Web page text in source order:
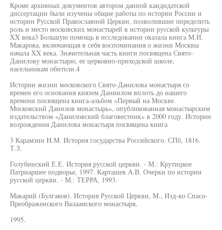
Кроме архивных документов автором данной кандидатской
диссертации были изучены общие работы по истории России и
истории Русской Православной Церкви, позволившие определить
роль и место московских монастырей в истории русской культуры
XX века3 Большую помощь в исследовании оказала книга М.И.
Макарова, включающая в себя воспоминания о жизни Москвы
начала XX века. Значительная часть книги посвящена Свято-
Данилову монастырю, ее церковно-приходской школе,
насельникам обители.4
Истории жизни московского Свято-Данилова монастыря со
времен его основания князем Даниилом вплоть до нашего
времени посвящена книга-альбом «Первый на Москве.
Московский Данилов монастырь», опубликованная монастырским
издательством «Даниловский благовестник» в 2000 году. Истории
возрождения Данилова монастыря посвящена книга
3 Карамзин H.M. История государства Российского. СПб, 1816.
Т.З.
Голубинский Е.Е. История русской церкви. - М.: Крутицкое
Патриаршее подворье, 1997. Карташев А.В. Очерки по истории
русской церкви. - М.: ТЕРРА, 1993.
Макарий (Булгаков). История Русской Церкви, M., Изд-во Спасо-
Преображенского Валаамского монастыря,
1995.